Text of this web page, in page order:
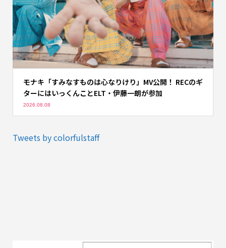
モナキ「すみなすものは心なりけり」MV公開！ RECのギ
ターにはいっくんことELT・伊藤一朗が参加
2026.08.08
Tweets by colorfulstaff